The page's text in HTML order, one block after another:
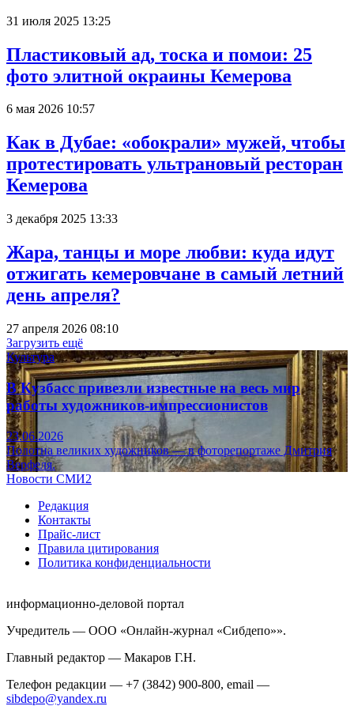
31 июля 2025 13:25
Пластиковый ад, тоска и помои: 25
фото элитной окраины Кемерова
6 мая 2026 10:57
Как в Дубае: «обокрали» мужей, чтобы
протестировать ультрановый ресторан
Кемерова
3 декабря 2025 13:33
Жара, танцы и море любви: куда идут
отжигать кемеровчане в самый летний
день апреля?
27 апреля 2026 08:10
Загрузить ещё
Культура
В Кузбасс привезли известные на весь мир
работы художников-импрессионистов
23.06.2026
Полотна великих художников — в фоторепортаже Дмитрия
Верфеля.
Новости СМИ2
Редакция
Контакты
Прайс-лист
Правила цитирования
Политика конфиденциальности
информационно-деловой портал
Учредитель — ООО «Онлайн-журнал «Сибдепо»».
Главный редактор — Макаров Г.Н.
Телефон редакции — +7 (3842) 900-800, email —
sibdepo@yandex.ru